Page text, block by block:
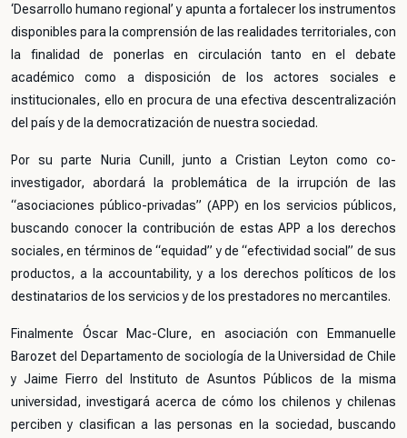
‘Desarrollo humano regional’ y apunta a fortalecer los instrumentos
disponibles para la comprensión de las realidades territoriales, con
la finalidad de ponerlas en circulación tanto en el debate
académico como a disposición de los actores sociales e
institucionales, ello en procura de una efectiva descentralización
del país y de la democratización de nuestra sociedad.
Por su parte Nuria Cunill, junto a Cristian Leyton como co-
investigador, abordará la problemática de la irrupción de las
“asociaciones público-privadas” (APP) en los servicios públicos,
buscando conocer la contribución de estas APP a los derechos
sociales, en términos de “equidad” y de “efectividad social” de sus
productos, a la accountability, y a los derechos políticos de los
destinatarios de los servicios y de los prestadores no mercantiles.
Finalmente Óscar Mac-Clure, en asociación con Emmanuelle
Barozet del Departamento de sociología de la Universidad de Chile
y Jaime Fierro del Instituto de Asuntos Públicos de la misma
universidad, investigará acerca de cómo los chilenos y chilenas
perciben y clasifican a las personas en la sociedad, buscando